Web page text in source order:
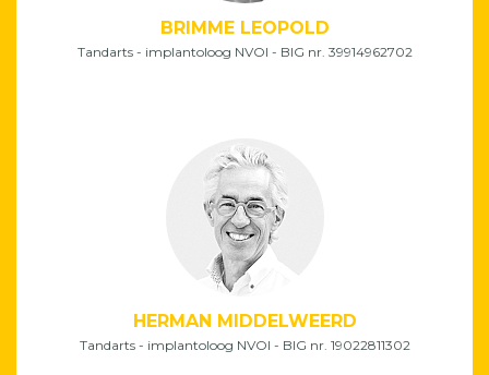
BRIMME LEOPOLD
Tandarts - implantoloog NVOI - BIG nr. 39914962702
HERMAN MIDDELWEERD
Tandarts - implantoloog NVOI - BIG nr. 19022811302